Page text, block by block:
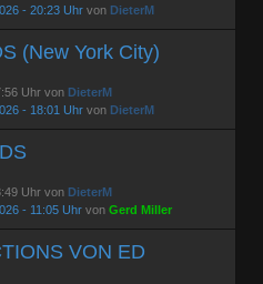
- 20:23 Uhr von DieterM
(New York City)
Uhr von DieterM
- 18:01 Uhr von DieterM
Uhr von DieterM
- 11:05 Uhr vonGerd Miller
VON ED